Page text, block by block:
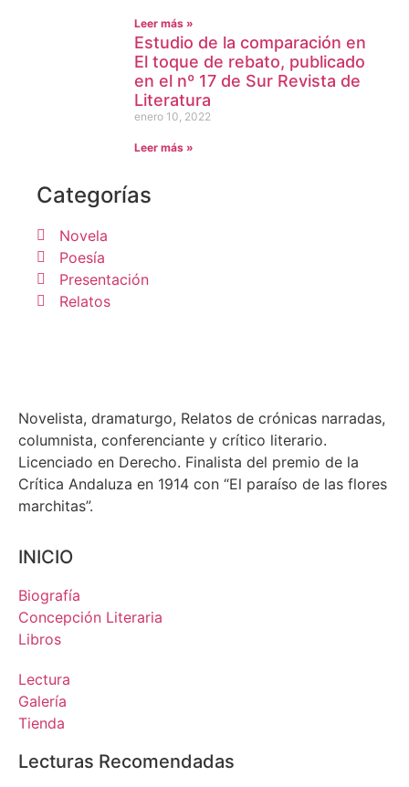
Leer más »
Estudio de la comparación en
El toque de rebato, publicado
en el nº 17 de Sur Revista de
Literatura
enero 10, 2022
Leer más »
Categorías
Novela
Poesía
Presentación
Relatos
Novelista, dramaturgo, Relatos de crónicas narradas,
columnista, conferenciante y crítico literario.
Licenciado en Derecho. Finalista del premio de la
Crítica Andaluza en 1914 con “El paraíso de las flores
marchitas”.
INICIO
Biografía
Concepción Literaria
Libros
Lectura
Galería
Tienda
Lecturas Recomendadas